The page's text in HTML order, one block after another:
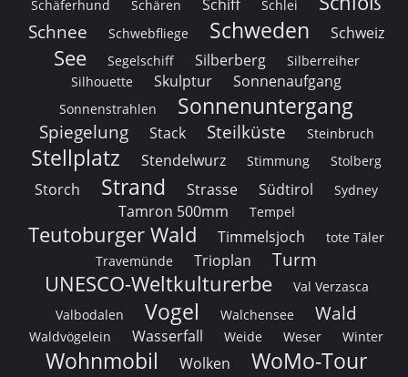
Schäferhund
Schären Schiff Schlei
Schnee Schwebfliege Schweden Schweiz
See Segelschiff Silberberg
Silberreiher
Silhouette
Skulptur Sonnenaufgang
Sonnenstrahlen Sonnenuntergang
Spiegelung Stack Steilküste Steinbruch
Stellplatz Stendelwurz Stimmung Stolberg
Storch Strand Strasse Südtirol Sydney
Tamron 500mm Tempel
Teutoburger Wald Timmelsjoch
tote Täler
Travemünde
Trioplan Turm
UNESCO-Weltkulturerbe
Val Verzasca
Valbodalen
Vogel Walchensee Wald
Waldvögelein Wasserfall Weide Weser Winter
Wohnmobil Wolken WoMo-Tour